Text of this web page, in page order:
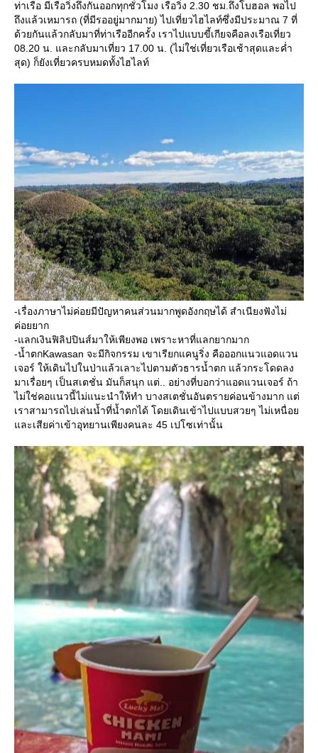
ท่าเรือ มีเรือวิ่งถึงกันออกทุกชั่วโมง เรือวิ่ง 2.30 ชม.ถึงโบฮอล พอไป
ถึงแล้วเหมารถ (ที่มีรออยู่มากมาย) ไปเที่ยวไฮไลท์ซึ่งมีประมาณ 7 ที่
ด้วยกันแล้วกลับมาที่ท่าเรืออีกครั้ง เราไปแบบขี้เกียจคือลงเรือเที่ยว
08.20 น. และกลับมาเที่ยว 17.00 น. (ไม่ใช่เที่ยวเรือเช้าสุดและค่ำ
สุด) ก็ยังเที่ยวครบหมดทั้งไฮไลท์
-เรื่องภาษาไม่ค่อยมีปัญหาคนส่วนมากพูดอังกฤษได้ สำเนียงฟังไม่
ค่อยยาก
-แลกเงินฟิลิปปินส์มาให้เพียงพอ เพราะหาที่แลกยากมาก
-น้ำตกKawasan จะมีกิจกรรม เขาเรียกแคนูริ่ง คือออกแนวแอดแวน
เจอร์ ให้เดินไปในป่าแล้วเลาะไปตามตัวธารน้ำตก แล้วกระโดดลง
มาเรื่อยๆ เป็นสเตชั่น มันก็สนุก แต่.. อย่างที่บอกว่าแอดแวนเจอร์ ถ้า
ไม่ใช่คอแนวนี้ไม่แนะนำให้ทำ บางสเตชั่นอันตรายค่อนข้างมาก แต่
เราสามารถไปเล่นน้ำที่น้ำตกได้ โดยเดินเข้าไปแบบสวยๆ ไม่เหนื่อ
ละเสียค่าเข้าอุทยานเพียงคนละ 45 เปโซเท่านั้น